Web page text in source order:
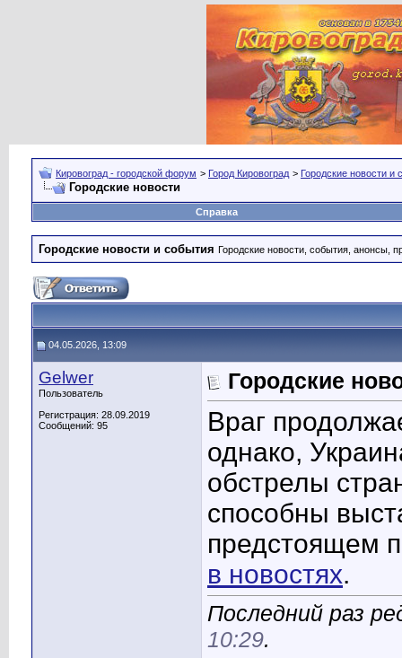
Кировоград - городской форум > Город Кировоград > Городские новости и
Городские новости
Справка
Городские новости и события Городские новости, события, анонсы,
04.05.2026, 13:09
Gelwer
Пользователь
Регистрация: 28.09.2019
Сообщений: 95
Городские
Враг
однако,
обстрелы
способны
предстоящем
в новостях.
Последний раз
10:29.